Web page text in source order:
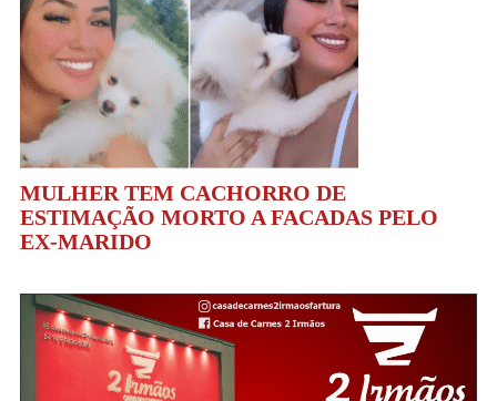
MULHER TEM CACHORRO DE
ESTIMAÇÃO MORTO A FACADAS PELO
EX-MARIDO